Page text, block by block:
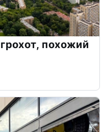
похожий